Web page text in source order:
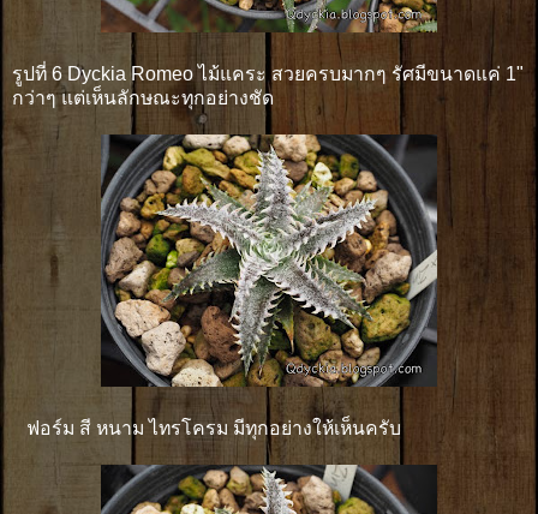
รูปที่ 6 Dyckia Romeo ไม้แคระ สวยครบมากๆ รัศมีขนาดแค่ 1"
กว่าๆ แต่เห็นลักษณะทุกอย่างชัด
ฟอร์ม สี หนาม ไทรโครม มีทุกอย่างให้เห็นครับ